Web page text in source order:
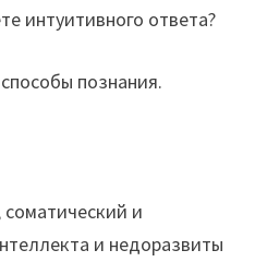
интуитивного ответа?
познания.
и
и недоразвиты